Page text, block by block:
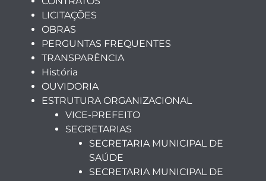
LICITAÇÕES
OBRAS
PERGUNTAS FREQUENTES
TRANSPARÊNCIA
História
OUVIDORIA
ESTRUTURA ORGANIZACIONAL
VICE-PREFEITO
SECRETARIAS
SECRETARIA MUNICIPAL DE
SAÚDE
SECRETARIA MUNICIPAL DE